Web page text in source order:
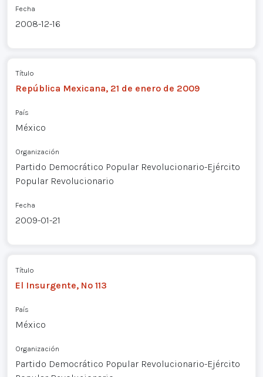
Fecha
2008-12-16
Título
República Mexicana, 21 de enero de 2009
País
México
Organización
Partido Democrático Popular Revolucionario-Ejército
Popular Revolucionario
Fecha
2009-01-21
Título
El Insurgente, Nº 113
País
México
Organización
Partido Democrático Popular Revolucionario-Ejército